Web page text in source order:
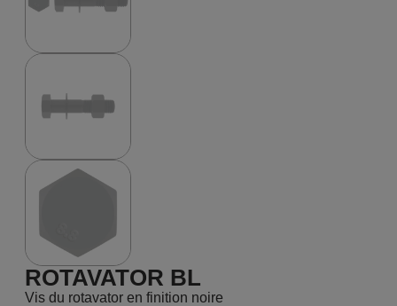
ROTAVATOR BL
Vis du rotavator en finition noire